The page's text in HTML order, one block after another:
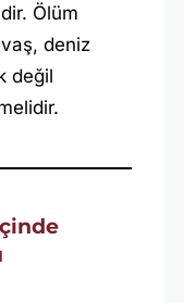
Ölüm
deniz
değil